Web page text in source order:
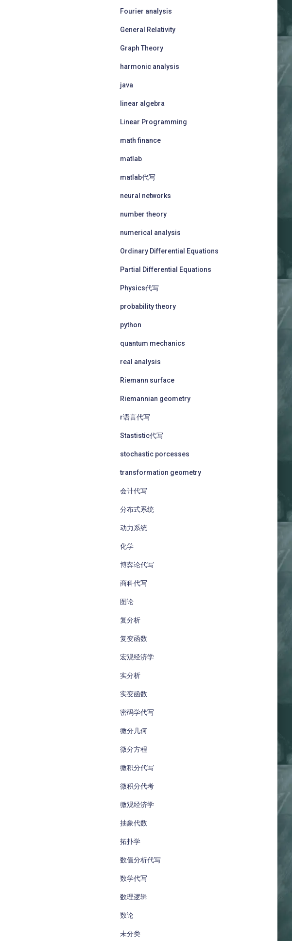
Fourier analysis
General Relativity
Graph Theory
harmonic analysis
java
linear algebra
Linear Programming
math finance
matlab
matlab代写
neural networks
number theory
numerical analysis
Ordinary Differential Equations
Partial Differential Equations
Physics代写
probability theory
python
quantum mechanics
real analysis
Riemann surface
Riemannian geometry
r语言代写
Stastistic代写
stochastic porcesses
transformation geometry
会计代写
分布式系统
动力系统
化学
博弈论代写
商科代写
图论
复分析
复变函数
宏观经济学
实分析
实变函数
密码学代写
微分几何
微分方程
微积分代写
微积分代考
微观经济学
抽象代数
拓扑学
数值分析代写
数学代写
数理逻辑
数论
未分类